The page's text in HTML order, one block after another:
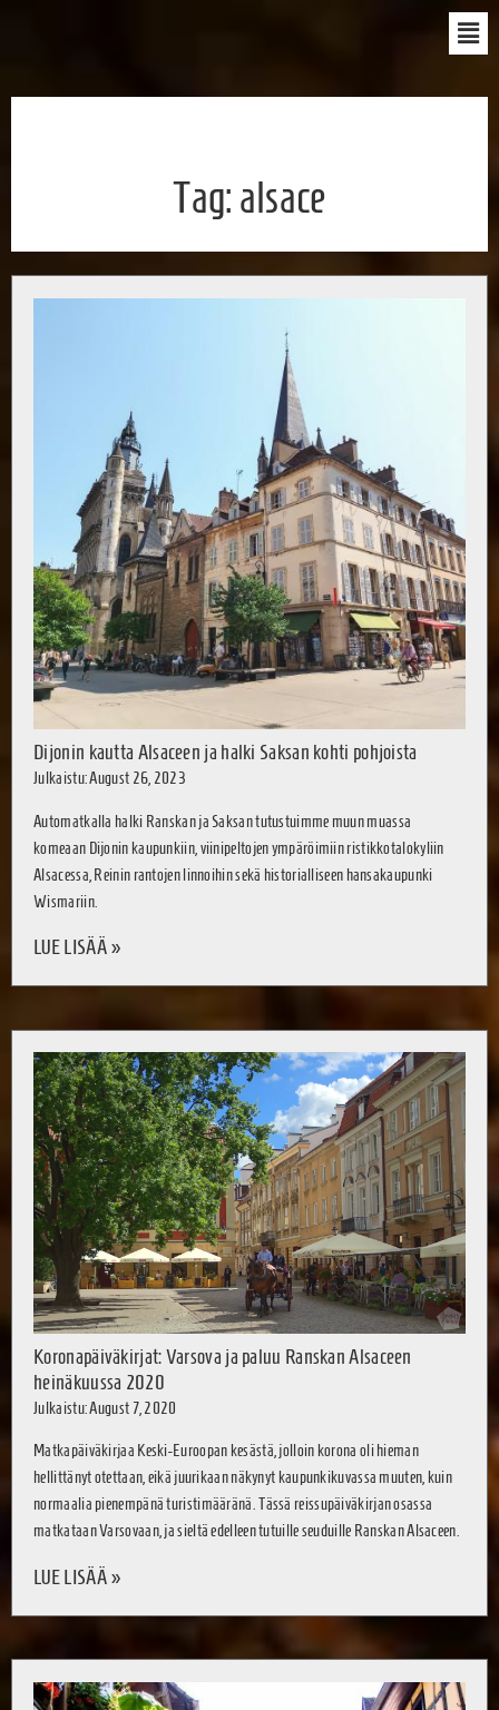
Tag: alsace
Dijonin kautta Alsaceen ja halki Saksan kohti pohjoista
Julkaistu: August 26, 2023
Automatkalla halki Ranskan ja Saksan tutustuimme muun muassa
komeaan Dijonin kaupunkiin, viinipeltojen ympäröimiin ristikkotalokyliin
Alsacessa, Reinin rantojen linnoihin sekä historialliseen hansakaupunki
Wismariin.
LUE LISÄÄ »
Koronapäiväkirjat: Varsova ja paluu Ranskan Alsaceen
heinäkuussa 2020
Julkaistu: August 7, 2020
Matkapäiväkirjaa Keski-Euroopan kesästä, jolloin korona oli hieman
hellittänyt otettaan, eikä juurikaan näkynyt kaupunkikuvassa muuten, kuin
normaalia pienempänä turistimääränä. Tässä reissupäiväkirjan osassa
matkataan Varsovaan, ja sieltä edelleen tutuille seuduille Ranskan Alsaceen.
LUE LISÄÄ »